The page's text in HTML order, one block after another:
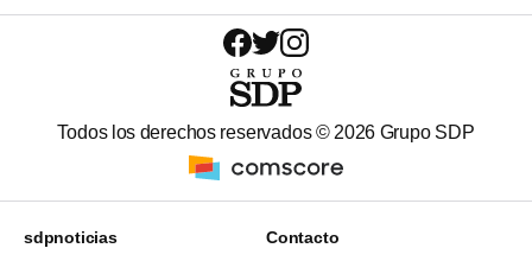
Todos los derechos reservados © 2026 Grupo SDP
sdpnoticias Contacto